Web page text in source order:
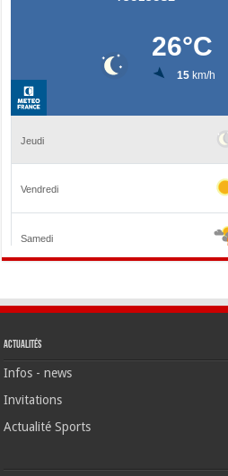
Actualités
Infos - news
Invitations
Actualité Sports